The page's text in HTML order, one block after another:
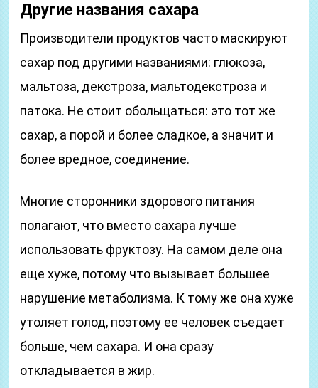
Другие названия сахара
Производители продуктов часто маскируют
сахар под другими названиями: глюкоза,
мальтоза, декстроза, мальтодекстроза и
патока. Не стоит обольщаться: это тот же
сахар, а порой и более сладкое, а значит и
более вредное, соединение.
Многие сторонники здорового питания
полагают, что вместо сахара лучше
использовать фруктозу. На самом деле она
еще хуже, потому что вызывает большее
нарушение метаболизма. К тому же она хуже
утоляет голод, поэтому ее человек съедает
больше, чем сахара. И она сразу
откладывается в жир.